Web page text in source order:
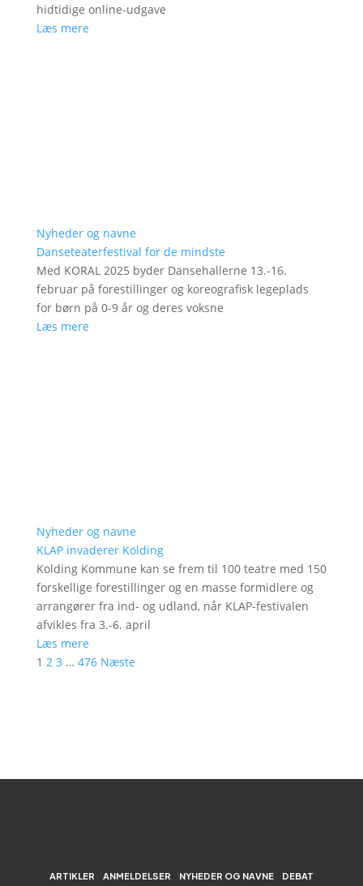
hidtidige online-udgave
Læs mere
Nyheder og navne
Danseteaterfestival for de mindste
Med KORAL 2025 byder Dansehallerne 13.-16.
februar på forestillinger og koreografisk legeplads
for børn på 0-9 år og deres voksne
Læs mere
Nyheder og navne
KLAP invaderer Kolding
Kolding Kommune kan se frem til 100 teatre med 150
forskellige forestillinger og en masse formidlere og
arrangører fra ind- og udland, når KLAP-festivalen
afvikles fra 3.-6. april
Læs mere
1 2 3 … 476 Næste
ARTIKLER ANMELDELSER NYHEDER OG NAVNE DEBAT